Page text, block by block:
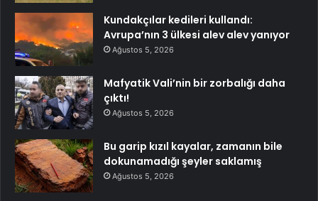
Kundakçılar kedileri kullandı:
Avrupa’nın 3 ülkesi alev alev yanıyor
Ağustos 5, 2026
Mafyatik Vali’nin bir zorbalığı daha
çıktı!
Ağustos 5, 2026
Bu garip kızıl kayalar, zamanın bile
dokunamadığı şeyler saklamış
Ağustos 5, 2026